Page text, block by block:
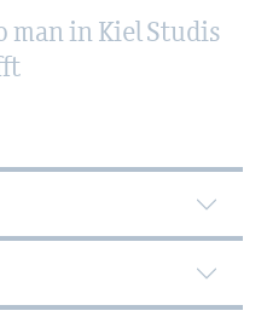
man in Kiel Stu­dis